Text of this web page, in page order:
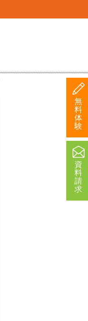
無
料
体
験
資
料
請
求